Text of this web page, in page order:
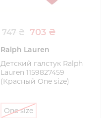
747 ₴ 703 ₴
Ralph Lauren
Детский галстук Ralph
Lauren 1159827459
(Красный One size)
One size